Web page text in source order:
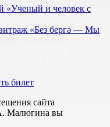
«Ученый и человек с
«Без бергə — Мы
билет
сайта
Малюгина вы